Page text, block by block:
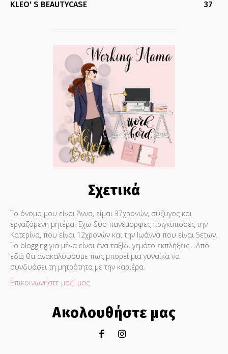
KLEO' S BEAUTYCASE 37
Σχετικά
Το όνομα μου είναι Άννα, είμαι 37χρονών, σύζυγος και
εργαζόμενη μητέρα. Έχω δύο πανέμορφες πριγκίπισσες την
Κατερίνα, που είναι 12χρονών και την Ιωάννα που είναι 5ετων.
Το blogging για μένα είναι ένα ταξίδι γεμάτο εκπλήξεις... Από
εδώ θα ανακαλύψουμε πως μπορεί μια γυναίκα να
συνδυάσει τη μητρότητα με την καριέρα.
Επικοινωνήστε μαζί μας.
Ακολουθήστε μας